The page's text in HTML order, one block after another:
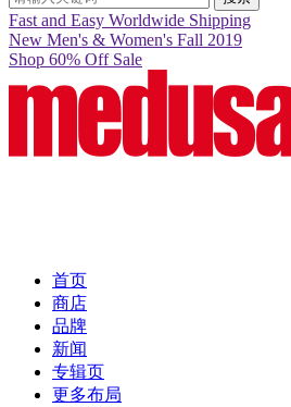
Fast and Easy Worldwide Shipping
New Men's & Women's Fall 2019
Shop 60% Off Sale
首页
商店
品牌
新闻
专辑页
更多布局